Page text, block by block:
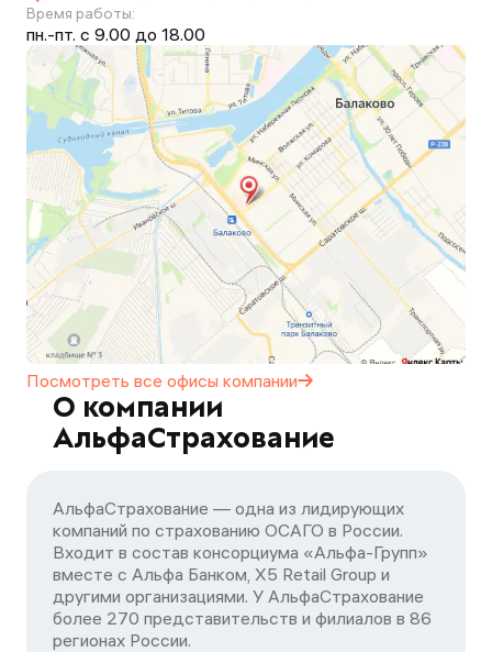
Время работы:
пн.-пт. с 9.00 до 18.00
Посмотреть все офисы компании
О компании
АльфаСтрахование
АльфаСтрахование — одна из лидирующих
компаний по страхованию ОСАГО в России.
Входит в состав консорциума «Альфа-Групп»
вместе с Альфа Банком, X5 Retail Group и
другими организациями. У АльфаСтрахование
более 270 представительств и филиалов в 86
регионах России.